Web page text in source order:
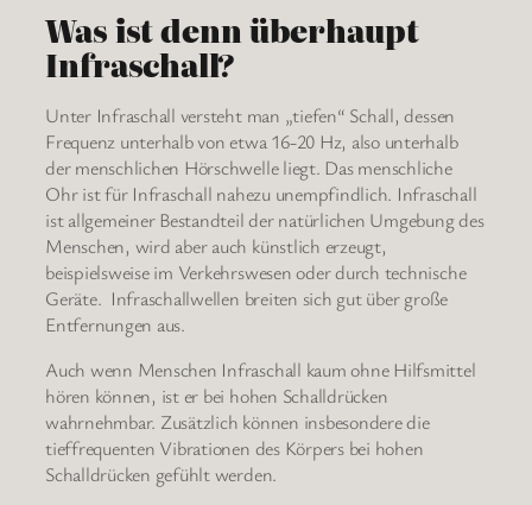
Was ist denn überhaupt
Infraschall?
Unter Infraschall versteht man „tiefen“ Schall, dessen
Frequenz unterhalb von etwa 16-20 Hz, also unterhalb
der menschlichen Hörschwelle liegt. Das menschliche
Ohr ist für Infraschall nahezu unempfindlich. Infraschall
ist allgemeiner Bestandteil der natürlichen Umgebung des
Menschen, wird aber auch künstlich erzeugt,
beispielsweise im Verkehrswesen oder durch technische
Geräte. Infraschallwellen breiten sich gut über große
Entfernungen aus.
Auch wenn Menschen Infraschall kaum ohne Hilfsmittel
hören können, ist er bei hohen Schalldrücken
wahrnehmbar. Zusätzlich können insbesondere die
tieffrequenten Vibrationen des Körpers bei hohen
Schalldrücken gefühlt werden.